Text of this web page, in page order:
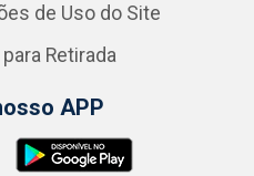
de Uso do Site
Retirada
APP